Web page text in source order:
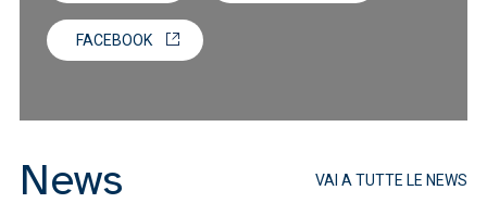
FACEBOOK
News VAI A TUTTE LE NEWS